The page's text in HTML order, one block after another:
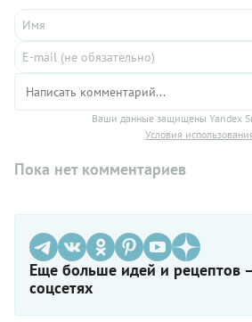
Ваши данные защищены Yandex
Условия
Пока нет комментариев
Еще больше идей и рецептов
соцсетях